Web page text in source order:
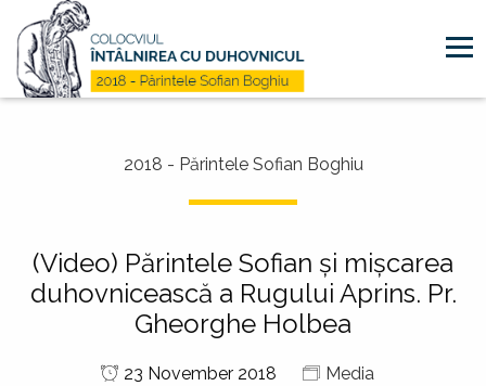
Mergi la conţinutul principal
2018 - Părintele Sofian Boghiu
(Video) Părintele Sofian şi mişcarea
duhovnicească a Rugului Aprins. Pr.
Gheorghe Holbea
23 November 2018
Media